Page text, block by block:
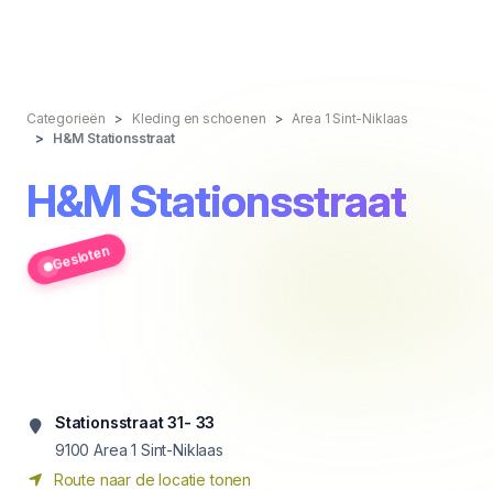
Categorieën Kleding en schoenen
Area 1 Sint-Niklaas
H&M Stationsstraat
H&M Stationsstraat
Gesloten
Stationsstraat 31- 33
9100 Area 1 Sint-Niklaas
Route naar de locatie tonen